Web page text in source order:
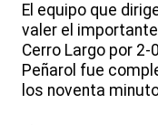
El equipo que
valer el
Cerro Largo por 2-
Peñarol fue
los noventa